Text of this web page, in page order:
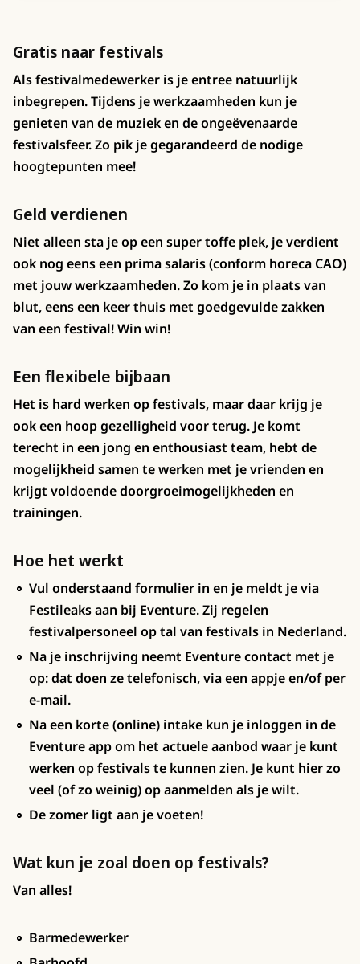
Gratis naar festivals
Als festivalmedewerker is je entree natuurlijk
inbegrepen. Tijdens je werkzaamheden kun je
genieten van de muziek en de ongeëvenaarde
festivalsfeer. Zo pik je gegarandeerd de nodige
hoogtepunten mee!
Geld verdienen
Niet alleen sta je op een super toffe plek, je verdient
ook nog eens een prima salaris (conform horeca CAO)
met jouw werkzaamheden. Zo kom je in plaats van
blut, eens een keer thuis met goedgevulde zakken
van een festival! Win win!
Een flexibele bijbaan
Het is hard werken op festivals, maar daar krijg je
ook een hoop gezelligheid voor terug. Je komt
terecht in een jong en enthousiast team, hebt de
mogelijkheid samen te werken met je vrienden en
krijgt voldoende doorgroeimogelijkheden en
trainingen.
Hoe het werkt
Vul onderstaand formulier in en je meldt je via
Festileaks aan bij Eventure. Zij regelen
festivalpersoneel op tal van festivals in Nederland.
Na je inschrijving neemt Eventure contact met je
op: dat doen ze telefonisch, via een appje en/of per
e-mail.
Na een korte (online) intake kun je inloggen in de
Eventure app om het actuele aanbod waar je kunt
werken op festivals te kunnen zien. Je kunt hier zo
veel (of zo weinig) op aanmelden als je wilt.
De zomer ligt aan je voeten!
Wat kun je zoal doen op festivals?
Van alles!
Barmedewerker